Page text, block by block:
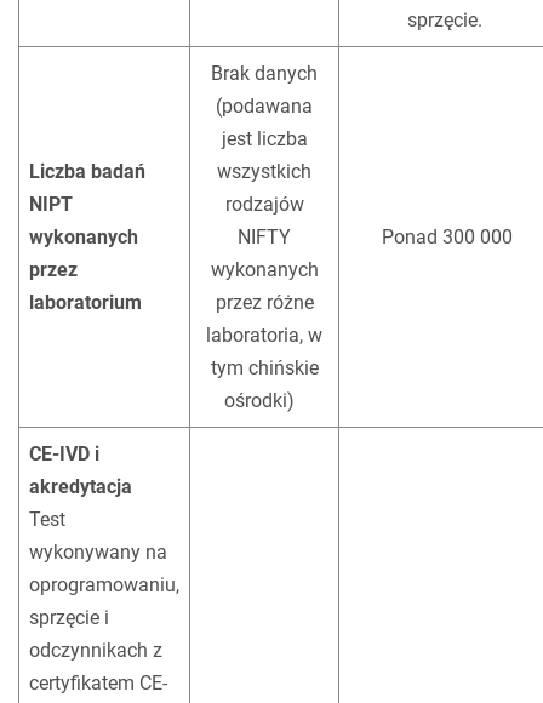
sprzęcie.
Liczba badań
NIPT
wykonanych
przez
laboratorium
Brak danych
(podawana
jest liczba
wszystkich
rodzajów
NIFTY
wykonanych
przez różne
laboratoria, w
tym chińskie
ośrodki)
Ponad 300 000
CE-IVD i
akredytacja
Test
wykonywany na
oprogramowaniu,
sprzęcie i
odczynnikach z
certyfikatem CE-